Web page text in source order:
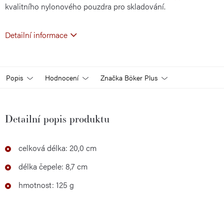
kvalitního nylonového pouzdra pro skladování.
Detailní informace
Popis Hodnocení Značka Böker Plus
Detailní popis produktu
celková délka: 20,0 cm
délka čepele: 8,7 cm
hmotnost: 125 g